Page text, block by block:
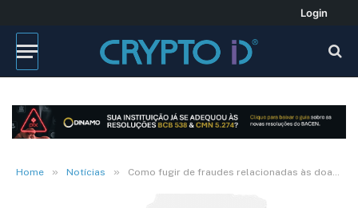
Login
Home » Notícias » Como fugir de fraudes relacionadas às doações para o Rio Grande do Sul